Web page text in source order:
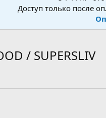
Доступ только после
/ SUPERSLIV